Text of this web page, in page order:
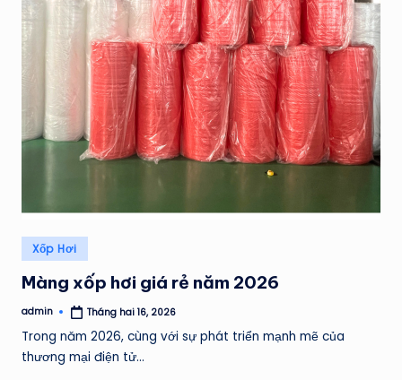
Á
T
Posted
in
Xốp Hơi
Màng xốp hơi giá rẻ năm 2026
Posted
admin Tháng hai 16, 2026
Trong năm 2026, cùng với sự phát triển mạnh mẽ của
thương mại điện tử…